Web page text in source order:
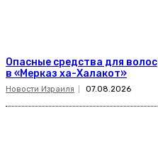
Опасные средства для волос
в «Мерказ ха-Халакот»
Новости Израиля 07.08.2026